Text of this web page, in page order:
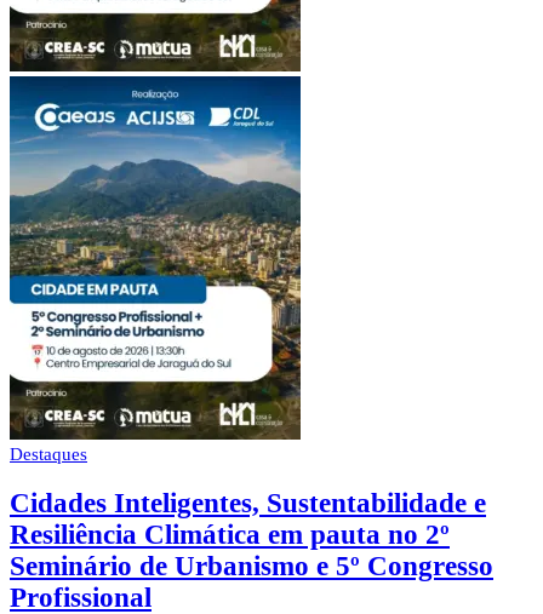
Destaques
Cidades Inteligentes, Sustentabilidade e
Resiliência Climática em pauta no 2º
Seminário de Urbanismo e 5º Congresso
Profissional